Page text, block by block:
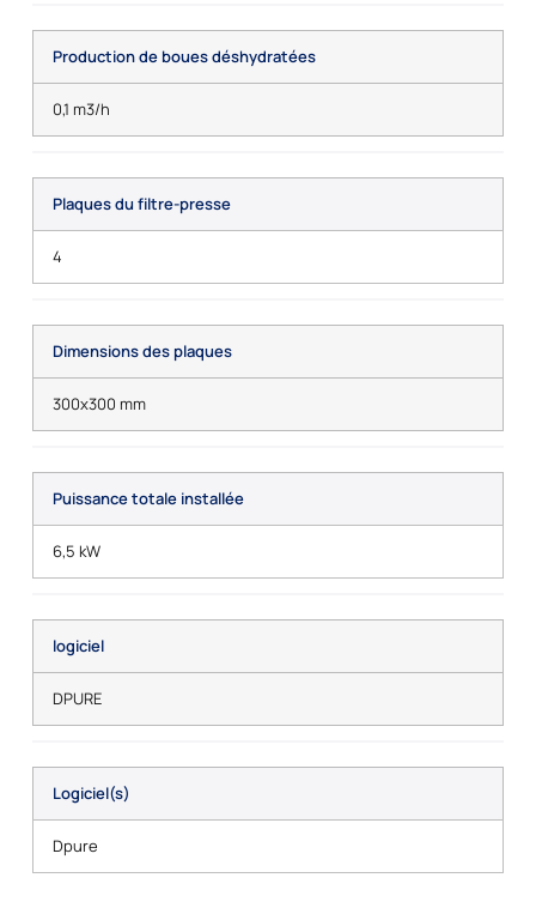
Production de boues déshydratées
0,1 m3/h
Plaques du filtre-presse
4
Dimensions des plaques
300x300 mm
Puissance totale installée
6,5 kW
logiciel
DPURE
Logiciel(s)
Dpure